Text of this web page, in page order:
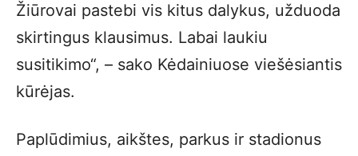
Žiūrovai pastebi vis kitus dalykus, užduoda
skirtingus klausimus. Labai laukiu
susitikimo“, – sako Kėdainiuose viešėsiantis
kūrėjas.
Paplūdimius, aikštes, parkus ir stadionus